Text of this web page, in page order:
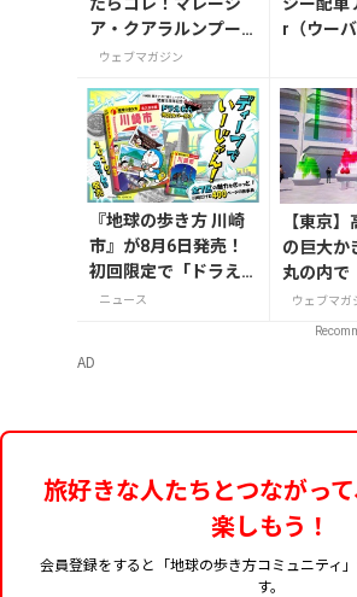
ア・クアラルンプー
ルで絶対買いたいお
ウェブマガジン
シー配車
r（ウー
『地球の歩き方 川崎
市』が8月6日発売！
初回限定で「ドラえ
もん」描き下ろし特
ニュース
【東京
の巨大か
丸の内で
ＩＴＴＥ
から開催
ウェブマガ
AD
旅好きな人たちとつながっ
楽しもう！
会員登録をすると「地球の歩き方コミュニティ
す。